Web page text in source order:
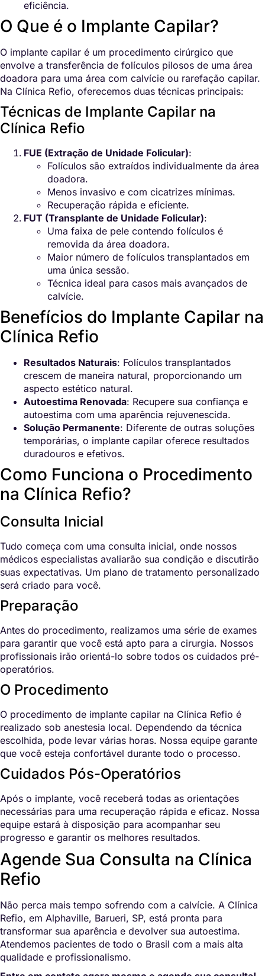
eficiência.
O Que é o Implante Capilar?
O implante capilar é um procedimento cirúrgico que
envolve a transferência de folículos pilosos de uma área
doadora para uma área com calvície ou rarefação capilar.
Na Clínica Refio, oferecemos duas técnicas principais:
Técnicas de Implante Capilar na
Clínica Refio
FUE (Extração de Unidade Folicular):
Folículos são extraídos individualmente da área
doadora.
Menos invasivo e com cicatrizes mínimas.
Recuperação rápida e eficiente.
FUT (Transplante de Unidade Folicular):
Uma faixa de pele contendo folículos é
removida da área doadora.
Maior número de folículos transplantados em
uma única sessão.
Técnica ideal para casos mais avançados de
calvície.
Benefícios do Implante Capilar na
Clínica Refio
Resultados Naturais: Folículos transplantados
crescem de maneira natural, proporcionando um
aspecto estético natural.
Autoestima Renovada: Recupere sua confiança e
autoestima com uma aparência rejuvenescida.
Solução Permanente: Diferente de outras soluções
temporárias, o implante capilar oferece resultados
duradouros e efetivos.
Como Funciona o Procedimento
na Clínica Refio?
Consulta Inicial
Tudo começa com uma consulta inicial, onde nossos
médicos especialistas avaliarão sua condição e discutirão
suas expectativas. Um plano de tratamento personalizado
será criado para você.
Preparação
Antes do procedimento, realizamos uma série de exames
para garantir que você está apto para a cirurgia. Nossos
profissionais irão orientá-lo sobre todos os cuidados pré-
operatórios.
O Procedimento
O procedimento de implante capilar na Clínica Refio é
realizado sob anestesia local. Dependendo da técnica
escolhida, pode levar várias horas. Nossa equipe garante
que você esteja confortável durante todo o processo.
Cuidados Pós-Operatórios
Após o implante, você receberá todas as orientações
necessárias para uma recuperação rápida e eficaz. Nossa
equipe estará à disposição para acompanhar seu
progresso e garantir os melhores resultados.
Agende Sua Consulta na Clínica
Refio
Não perca mais tempo sofrendo com a calvície. A Clínica
Refio, em Alphaville, Barueri, SP, está pronta para
transformar sua aparência e devolver sua autoestima.
Atendemos pacientes de todo o Brasil com a mais alta
qualidade e profissionalismo.